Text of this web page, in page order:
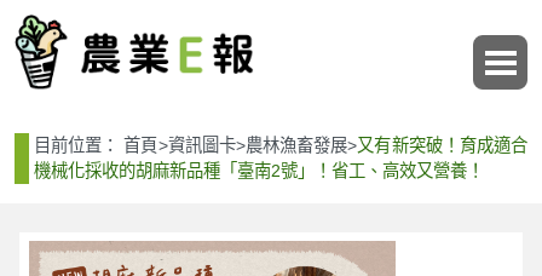
目前位置：首頁>資訊圖卡>農林漁畜發展>又有新突破！育成適合
機械化採收的胡麻新品種「臺南2號」！省工、高效又營養！